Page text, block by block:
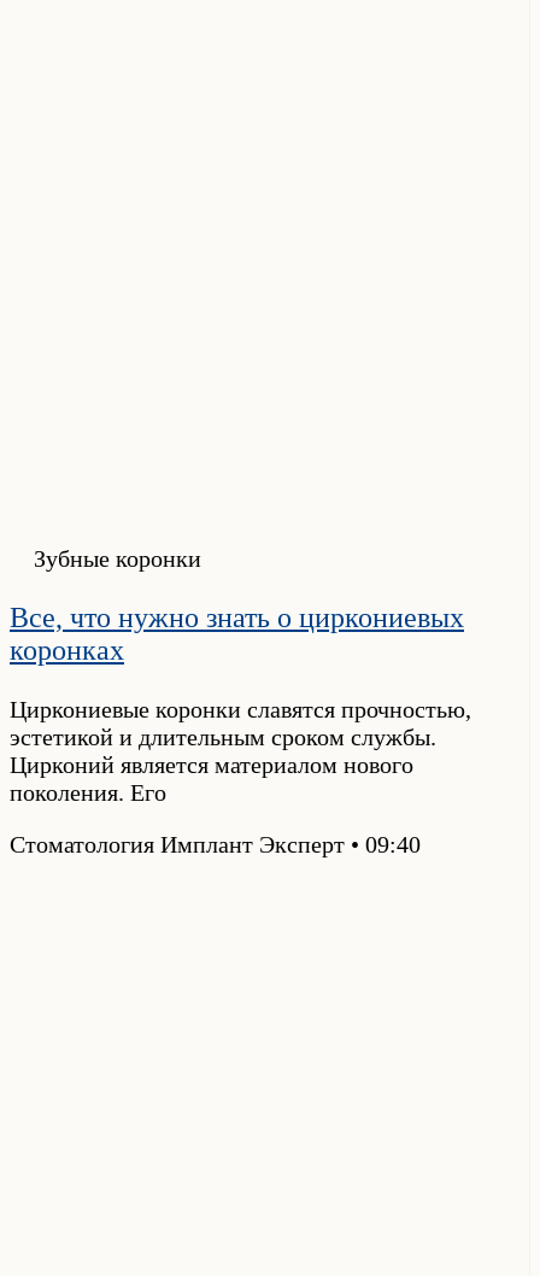
Зубные коронки
Все, что нужно знать о циркониевых
коронках
Циркониевые коронки славятся прочностью,
эстетикой и длительным сроком службы.
Цирконий является материалом нового
поколения. Его
Стоматология Имплант Эксперт
09:40